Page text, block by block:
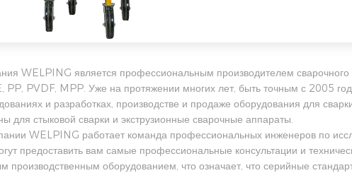
WELPING является профессиональным производителем сварочного
PP, PVDF, MPP. Уже на протяжении многих лет, быть точным с 2005
и разработках, производстве и продаже оборудования для
для стыковой сварки и экструзионные сварочные аппараты.
WELPING работает команда профессиональных инженеров по
предоставить вам самые профессиональные консультации и
производственным оборудованием, что означает, что серийные